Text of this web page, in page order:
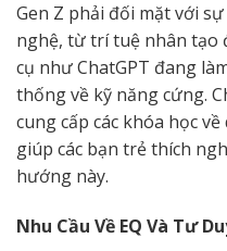
Gen Z phải đối mặt với
nghệ, từ trí tuệ nhân tạo
cụ như ChatGPT đang
thống về kỹ năng cứng.
cung cấp các khóa học
giúp các bạn trẻ thích
hướng này.
Nhu Cầu Về EQ Và Tư